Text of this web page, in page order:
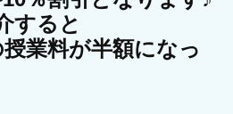
すると
業料が半額になっ